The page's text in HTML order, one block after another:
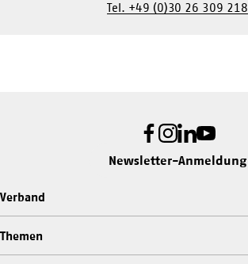
Tel. +49 (0)30 26 309 218
Facebook
Instagram
LinkedIn
Youtube
Newsletter-Anmeldung
Verband
Themen